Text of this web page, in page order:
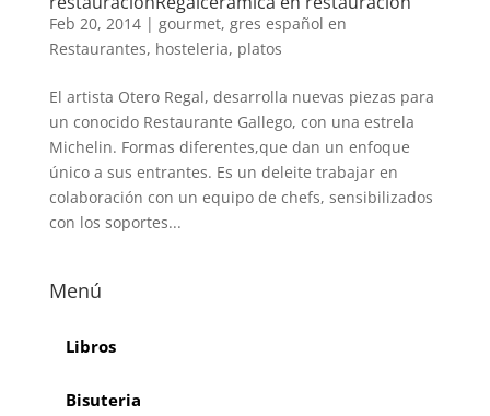
Feb 20, 2014| gourmet, gres español en
Restaurantes, hosteleria, platos
El artista Otero Regal, desarrolla nuevas piezas para
un conocido Restaurante Gallego, con una estrela
Michelin. Formas diferentes,que dan un enfoque
único a sus entrantes. Es un deleite trabajar en
colaboración con un equipo de chefs, sensibilizados
con los soportes...
Menú
Libros
Bisuteria